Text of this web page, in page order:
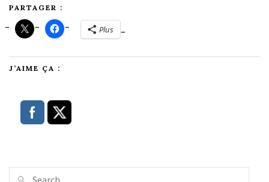
PARTAGER :
Plus
J’AIME ÇA :